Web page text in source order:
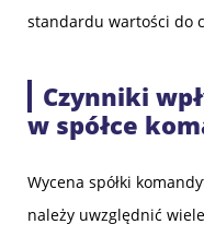
standardu wartości do
Czynniki
w spółce
Wycena spółki
należy uwzględnić